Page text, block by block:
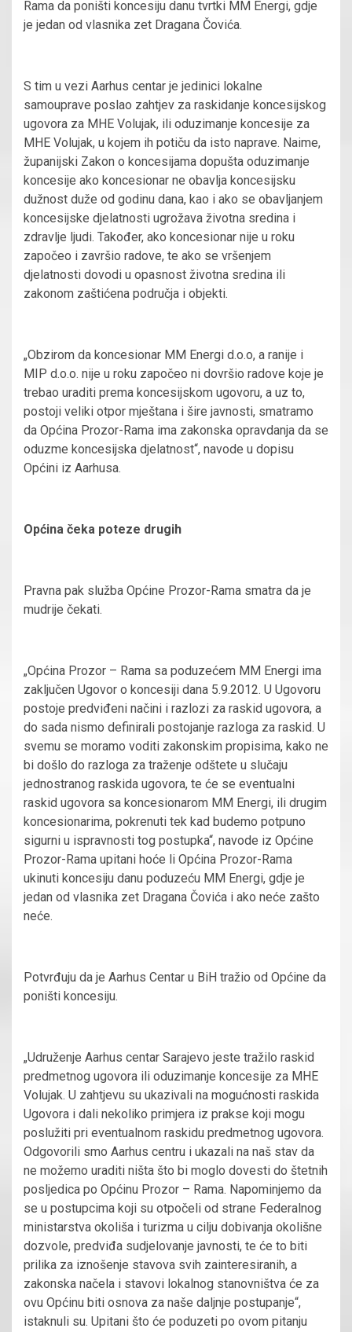
Rama da poništi koncesiju danu tvrtki MM Energi, gdje
je jedan od vlasnika zet Dragana Čovića.
S tim u vezi Aarhus centar je jedinici lokalne
samouprave poslao zahtjev za raskidanje koncesijskog
ugovora za MHE Volujak, ili oduzimanje koncesije za
MHE Volujak, u kojem ih potiču da isto naprave. Naime,
županijski Zakon o koncesijama dopušta oduzimanje
koncesije ako koncesionar ne obavlja koncesijsku
dužnost duže od godinu dana, kao i ako se obavljanjem
koncesijske djelatnosti ugrožava životna sredina i
zdravlje ljudi. Također, ako koncesionar nije u roku
započeo i završio radove, te ako se vršenjem
djelatnosti dovodi u opasnost životna sredina ili
zakonom zaštićena područja i objekti.
„Obzirom da koncesionar MM Energi d.o.o, a ranije i
MIP d.o.o. nije u roku započeo ni dovršio radove koje je
trebao uraditi prema koncesijskom ugovoru, a uz to,
postoji veliki otpor mještana i šire javnosti, smatramo
da Općina Prozor-Rama ima zakonska opravdanja da se
oduzme koncesijska djelatnost“, navode u dopisu
Općini iz Aarhusa.
Općina čeka poteze drugih
Pravna pak služba Općine Prozor-Rama smatra da je
mudrije čekati.
„Općina Prozor – Rama sa poduzećem MM Energi ima
zaključen Ugovor o koncesiji dana 5.9.2012. U Ugovoru
postoje predviđeni načini i razlozi za raskid ugovora, a
do sada nismo definirali postojanje razloga za raskid. U
svemu se moramo voditi zakonskim propisima, kako ne
bi došlo do razloga za traženje odštete u slučaju
jednostranog raskida ugovora, te će se eventualni
raskid ugovora sa koncesionarom MM Energi, ili drugim
koncesionarima, pokrenuti tek kad budemo potpuno
sigurni u ispravnosti tog postupka“, navode iz Općine
Prozor-Rama upitani hoće li Općina Prozor-Rama
ukinuti koncesiju danu poduzeću MM Energi, gdje je
jedan od vlasnika zet Dragana Čovića i ako neće zašto
neće.
Potvrđuju da je Aarhus Centar u BiH tražio od Općine da
poništi koncesiju.
„Udruženje Aarhus centar Sarajevo jeste tražilo raskid
predmetnog ugovora ili oduzimanje koncesije za MHE
Volujak. U zahtjevu su ukazivali na mogućnosti raskida
Ugovora i dali nekoliko primjera iz prakse koji mogu
poslužiti pri eventualnom raskidu predmetnog ugovora.
Odgovorili smo Aarhus centru i ukazali na naš stav da
ne možemo uraditi ništa što bi moglo dovesti do štetnih
posljedica po Općinu Prozor – Rama. Napominjemo da
se u postupcima koji su otpočeli od strane Federalnog
ministarstva okoliša i turizma u cilju dobivanja okolišne
dozvole, predviđa sudjelovanje javnosti, te će to biti
prilika za iznošenje stavova svih zainteresiranih, a
zakonska načela i stavovi lokalnog stanovništva će za
ovu Općinu biti osnova za naše daljnje postupanje“,
istaknuli su. Upitani što će poduzeti po ovom pitanju